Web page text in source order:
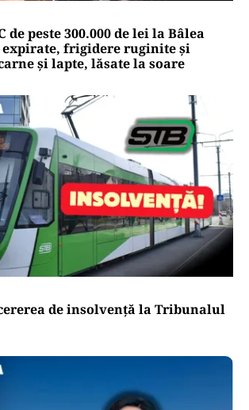
de peste 300.000 de lei la Bâlea
expirate, frigidere ruginite și
și lapte, lăsate la soare
de insolvență la Tribunalul